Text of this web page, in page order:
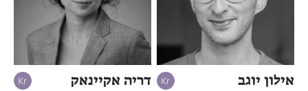
אילון יוגב דריה אקיינאק